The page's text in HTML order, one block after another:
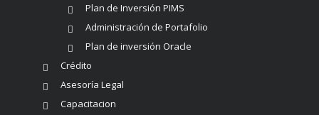
Plan de Inversión PIMS
Administración de Portafolio
Plan de inversión Oracle
Crédito
Asesoría Legal
Capacitacion